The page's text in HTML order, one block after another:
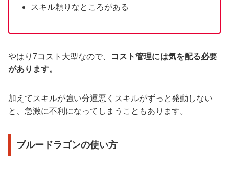
スキル頼りなところがある
やはり7コスト大型なので、
コスト管理には気を配る必要
があります。
加えてスキルが強い分運悪くスキルがずっと発動しない
と、急激に不利になってしまうこともあります。
ブルードラゴンの使い方